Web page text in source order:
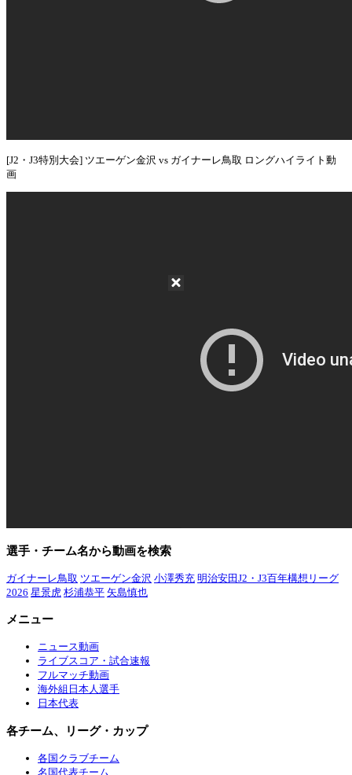
[J2・J3特別大会] ツエーゲン金沢 vs ガイナーレ鳥取 ロングハイライト動
画
選手・チーム名から動画を検索
ガイナーレ鳥取 ツエーゲン金沢 小澤秀充 明治安田J2・J3百年構想リーグ
2026 星景虎 杉浦恭平 矢島慎也
メニュー
ニュース動画
ライブスコア・試合速報
フルマッチ動画
海外組日本人選手
日本代表
各チーム、リーグ・カップ
各国クラブチーム
名国代表チーム